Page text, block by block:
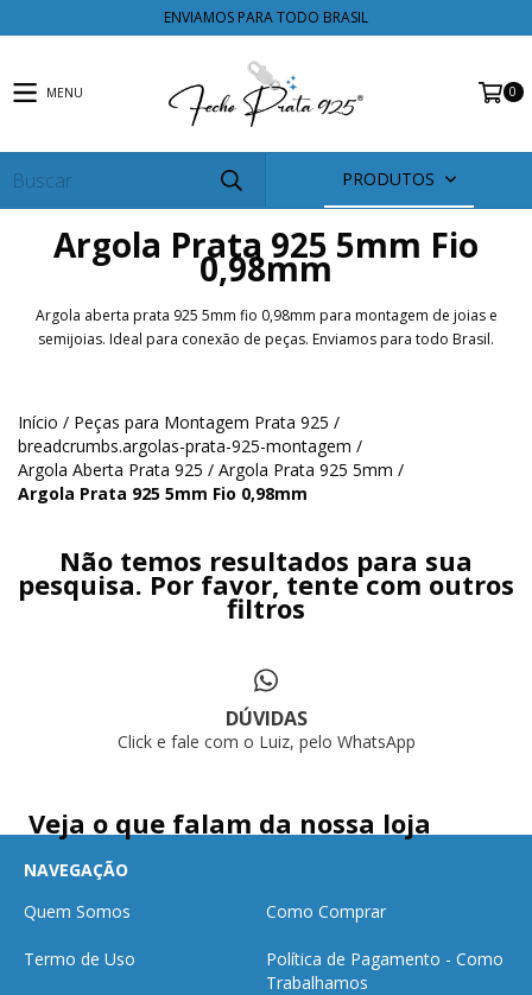
ENVIAMOS PARA TODO BRASIL
MENU 0
PRODUTOS
Argola Prata 925 5mm Fio
0,98mm
Argola aberta prata 925 5mm fio 0,98mm para montagem de joias e
semijoias. Ideal para conexão de peças. Enviamos para todo Brasil.
Início / Peças para Montagem Prata 925 /
breadcrumbs.argolas-prata-925-montagem /
Argola Aberta Prata 925 / Argola Prata 925 5mm /
Argola Prata 925 5mm Fio 0,98mm
Não temos resultados para sua
pesquisa. Por favor, tente com outros
filtros
DÚVIDAS
Click e fale com o Luiz, pelo WhatsApp
Veja o que falam da nossa loja
NAVEGAÇÃO
Quem Somos
Como Comprar
Termo de Uso
Política de Pagamento - Como
Trabalhamos